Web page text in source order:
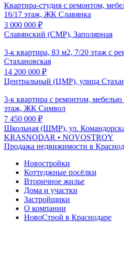
Квартира-студия с ремонтом,
16/17 этаж, ЖК Славянка
3 000 000 ₽
Славянский (СМР), Заполярная
3-к квартира, 83 м2, 7/20 этаж с
Стахановская
14 200 000 ₽
Центральный (ЦМР), улица
3-к квартира с ремонтом,
этаж, ЖК Символ
7 450 000 ₽
Школьная (ШМР), ул.
KRASNODAR • NOVOSTROY
Продажа недвижимости в
Новостройки
Коттеджные посёлки
Вторичное жилье
Дома и участки
Застройщики
О компании
НовоСтрой в Краснодаре